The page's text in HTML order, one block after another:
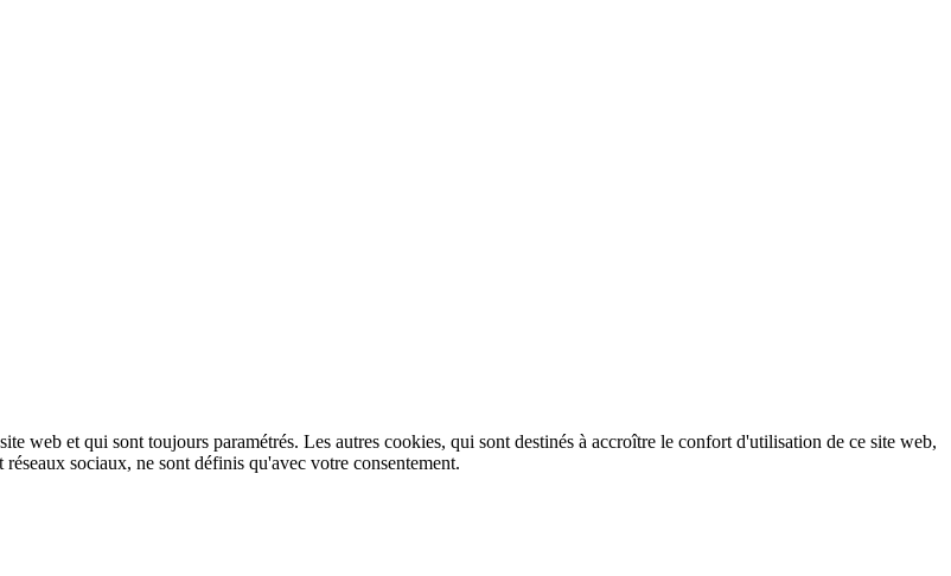
web et qui sont toujours paramétrés. Les autres cookies, qui sont destinés à accroître le confort d'utilisation de ce site web,
sociaux, ne sont définis qu'avec votre consentement.